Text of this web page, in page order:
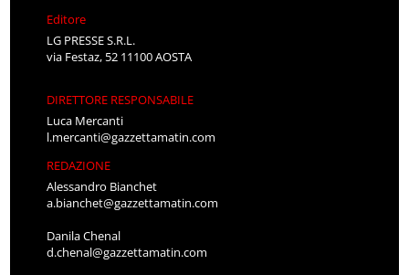
Editore
LG PRESSE S.R.L.
via Festaz, 52 11100 AOSTA
DIRETTORE RESPONSABILE
Luca Mercanti
l.mercanti@gazzettamatin.com
REDAZIONE
Alessandro Bianchet
a.bianchet@gazzettamatin.com
Danila Chenal
d.chenal@gazzettamatin.com